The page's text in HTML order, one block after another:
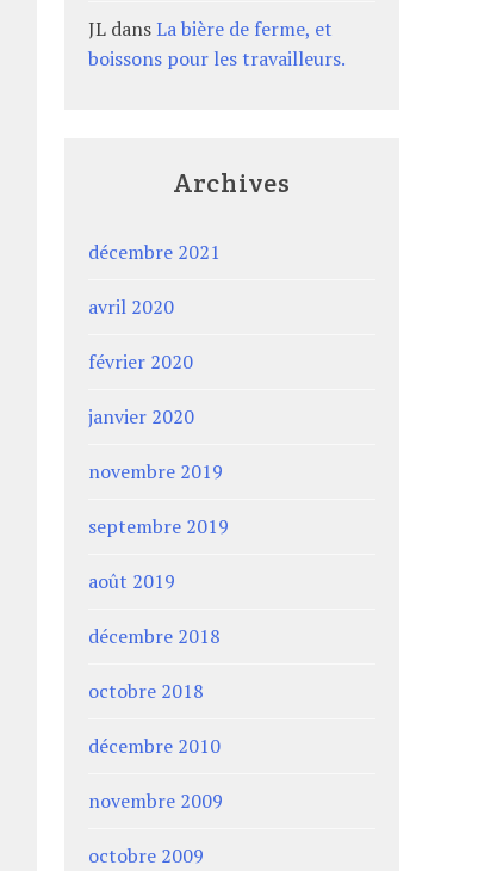
JL dansLa bière de ferme, et
boissons pour les travailleurs.
Archives
décembre 2021
avril 2020
février 2020
janvier 2020
novembre 2019
septembre 2019
août 2019
décembre 2018
octobre 2018
décembre 2010
novembre 2009
octobre 2009